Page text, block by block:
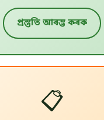
প্ৰস্তুতি আৰম্ভ কৰক
📋